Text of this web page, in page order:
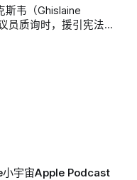
斯韦（Ghislaine
员质询时，援引宪法
家杰弗里·爱泼斯坦
小宇宙Apple Podcast